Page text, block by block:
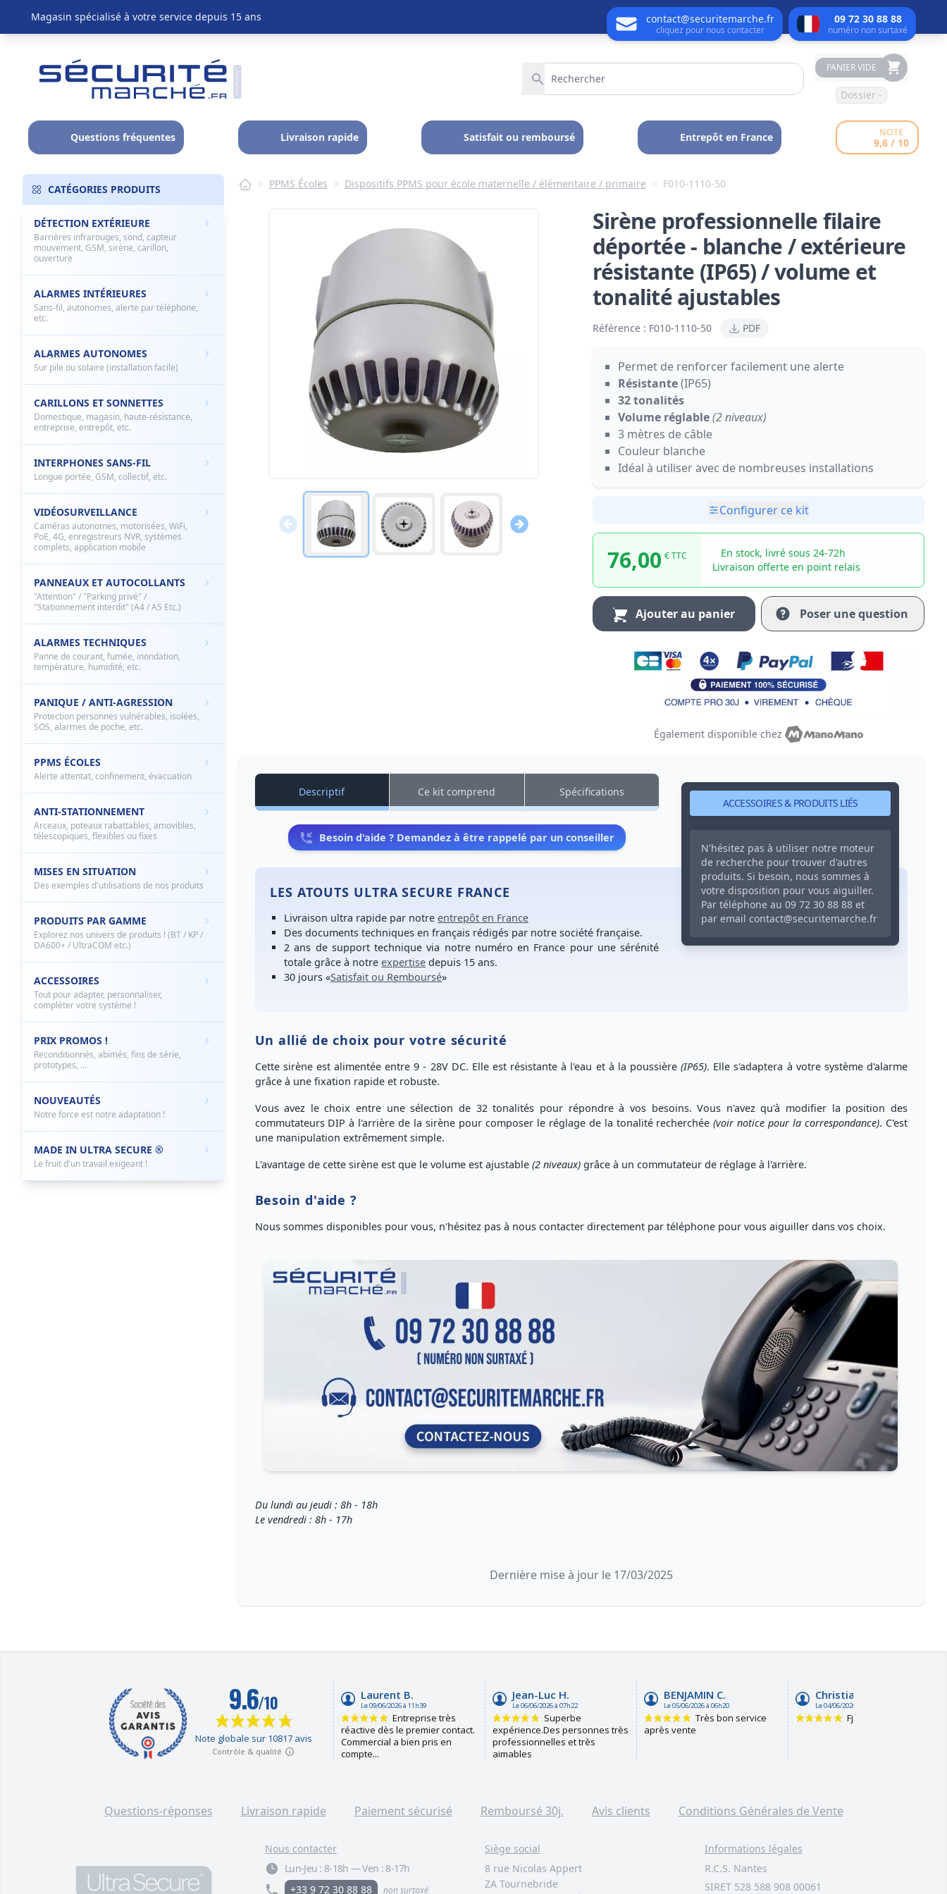
Magasin spécialisé à votre service depuis 15 ans contact@securitemarche.fr
cliquez pour nous contacter
09 72 30 88 88
numéro non surtaxé
PANIER VIDE
Dossier -
Questions fréquentes Livraison rapide Satisfait ou remboursé Entrepôt en France NOTE
9,6 / 10
CATÉGORIES PRODUITS
DÉTECTION EXTÉRIEURE
Barrières infrarouges, sond, capteur
mouvement, GSM, sirène, carillon,
ouverture
ALARMES INTÉRIEURES
Sans-fil, autonomes, alerte par téléphone,
etc.
ALARMES AUTONOMES
Sur pile ou solaire (installation facile)
CARILLONS ET SONNETTES
Domestique, magasin, haute-résistance,
entreprise, entrepôt, etc.
INTERPHONES SANS-FIL
Longue portée, GSM, collectif, etc.
VIDÉOSURVEILLANCE
Caméras autonomes, motorisées, WiFi,
PoE, 4G, enregistreurs NVR, systèmes
complets, application mobile
PANNEAUX ET AUTOCOLLANTS
"Attention" / "Parking privé" /
"Stationnement interdit" (A4 / A5 Etc.)
ALARMES TECHNIQUES
Panne de courant, fumée, inondation,
température, humidité, etc.
PANIQUE / ANTI-AGRESSION
Protection personnes vulnérables, isolées,
SOS, alarmes de poche, etc.
PPMS ÉCOLES
Alerte attentat, confinement, évacuation
ANTI-STATIONNEMENT
Arceaux, poteaux rabattables, amovibles,
télescopiques, flexibles ou fixes
MISES EN SITUATION
Des exemples d'utilisations de nos produits
PRODUITS PAR GAMME
Explorez nos univers de produits ! (BT / KP /
DA600+ / UltraCOM etc.)
ACCESSOIRES
Tout pour adapter, personnaliser,
compléter votre système !
PRIX PROMOS !
Reconditionnés, abimés, fins de série,
prototypes, ...
NOUVEAUTÉS
Notre force est notre adaptation !
MADE IN ULTRA SECURE ®
Le fruit d'un travail exigeant !
> PPMS Écoles > Dispositifs PPMS pour école maternelle / élémentaire / primaire > F010-1110-50
Sirène professionnelle filaire
déportée - blanche / extérieure
résistante (IP65) / volume et
tonalité ajustables
Référence : F010-1110-50 PDF
Permet de renforcer facilement une alerte
Résistante(IP65)
32 tonalités
Volume réglable(2 niveaux)
3 mètres de câble
Couleur blanche
Idéal à utiliser avec de nombreuses installations
Configurer ce kit
76,00 € TTC
En stock, livré sous 24-72h
Livraison offerte en point relais
Ajouter au panier Poser une question
Également disponible chez
ACCESSOIRES & PRODUITS LIÉS
N'hésitez pas à utiliser notre moteur
de recherche pour trouver d'autres
produits. Si besoin, nous sommes à
votre disposition pour vous aiguiller.
Par téléphone au09 72 30 88 88 et
par emailcontact@securitemarche.fr
Descriptif Ce kit comprend Spécifications
Besoin d'aide ? Demandez à être rappelé par un conseiller
LES ATOUTS ULTRA SECURE FRANCE
Livraison ultra rapide par notreentrepôt en France
Desdocuments techniques en français rédigés par notre société française.
2 ans de support technique via notre numéroen France pour unesérénité
totale grâce à notreexpertise depuis 15 ans.
30 jours«Satisfait ou Remboursé»
Un allié de choix pour votre sécurité
Cette sirèneest alimentée entre 9 - 28V DC. Elle est résistante à l'eau et à la poussière (IP65). Elle s'adaptera à votre système d'alarme
grâce à une fixation rapide et robuste.
Vous avez le choix entre unesélection de 32 tonalités pour répondre à vos besoins. Vous n'avez qu'à modifier la position des
commutateurs DIP à l'arrière de la sirène pour composer le réglage de la tonalité recherchée(voir notice pour la correspondance). C'est
une manipulation extrêmement simple.
L'avantage de cette sirène est que le volume est ajustable (2 niveaux)grâce à un commutateur de réglage à l'arrière.
Besoin d'aide ?
Nous sommes disponibles pour vous, n'hésitez pas à nous contacter directement par téléphonepour vous aiguiller dans vos choix.
Du lundi au jeudi : 8h - 18h
Le vendredi : 8h - 17h
Dernière mise à jour le 17/03/2025
Questions-réponses Livraison rapide Paiement sécurisé Remboursé 30j. Avis clients Conditions Générales de Vente
Nous contacter
Lun-Jeu : 8-18h —Ven : 8-17h
+33 9 72 30 88 88
non surtaxé
Siège social
8 rue Nicolas Appert
ZA Tournebride
Informations légales
R.C.S. Nantes
SIRET 528 588 908 00061